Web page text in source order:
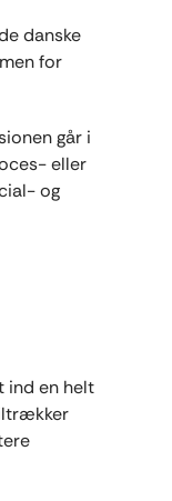
danske
for
går i
eller
og
ind en helt